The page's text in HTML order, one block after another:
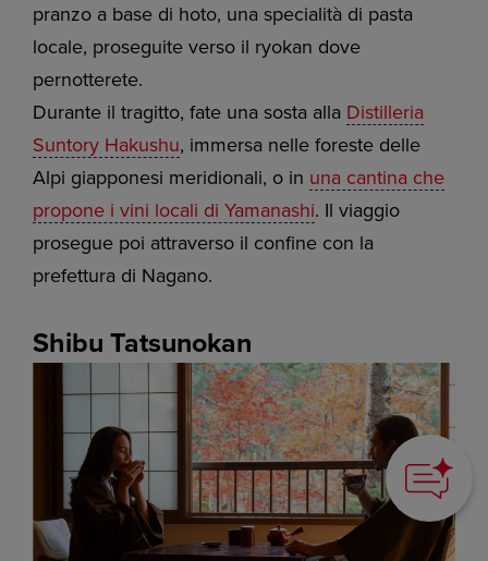
pranzo a base di hoto, una specialità di pasta
locale, proseguite verso il ryokan dove
pernotterete.
Durante il tragitto, fate una sosta alla Distilleria
Suntory Hakushu, immersa nelle foreste delle
Alpi giapponesi meridionali, o in una cantina che
propone i vini locali di Yamanashi. Il viaggio
prosegue poi attraverso il confine con la
prefettura di Nagano.
Shibu Tatsunokan
How can we
help you?